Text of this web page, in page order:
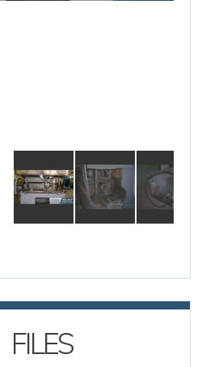
FILES